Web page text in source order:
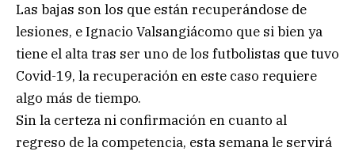
Las bajas son los que están recuperándose de
lesiones, e Ignacio Valsangiácomo que si bien ya
tiene el alta tras ser uno de los futbolistas que tuvo
Covid-19, la recuperación en este caso requiere
algo más de tiempo.
Sin la certeza ni confirmación en cuanto al
regreso de la competencia, esta semana le servirá